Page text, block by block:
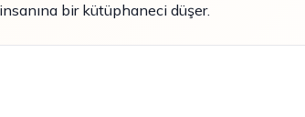
bir kütüphaneci düşer.